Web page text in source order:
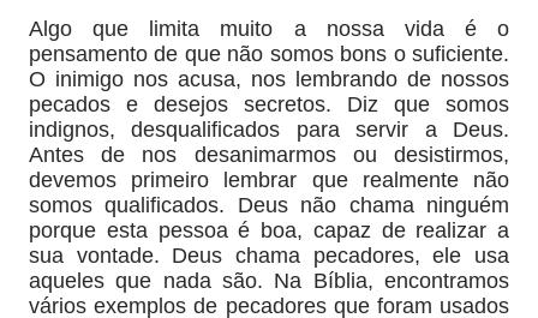
Algo que limita muito a nossa vida é o
pensamento de que não somos bons o suficiente.
O inimigo nos acusa, nos lembrando de nossos
pecados e desejos secretos. Diz que somos
indignos, desqualificados para servir a Deus.
Antes de nos desanimarmos ou desistirmos,
devemos primeiro lembrar que realmente não
somos qualificados. Deus não chama ninguém
porque esta pessoa é boa, capaz de realizar a
sua vontade. Deus chama pecadores, ele usa
aqueles que nada são. Na Bíblia, encontramos
vários exemplos de pecadores que foram usados